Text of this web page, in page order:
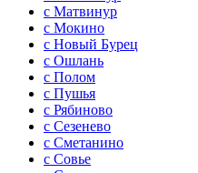
с Матвинур
с Мокино
с Новый Бурец
с Ошлань
с Полом
с Пушья
с Рябиново
с Сезенево
с Сметанино
с Совье